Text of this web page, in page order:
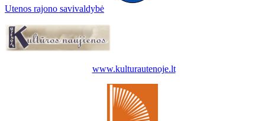
Utenos rajono savivaldybė
www.kulturautenoje.lt